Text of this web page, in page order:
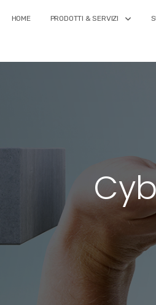
HOME PRODOTTI & SERVIZI